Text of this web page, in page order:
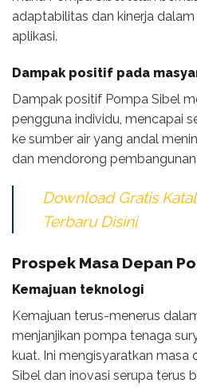
adaptabilitas dan kinerja
aplikasi.
Dampak positif pada
Dampak positif Pompa Sibel
pengguna individu, mencapai
ke sumber air yang andal
dan mendorong
Download Gratis
Terbaru Disini
Prospek Masa Depan
Kemajuan teknologi
Kemajuan terus-menerus
menjanjikan pompa tenaga
kuat. Ini mengisyaratkan masa
Sibel dan inovasi serupa terus